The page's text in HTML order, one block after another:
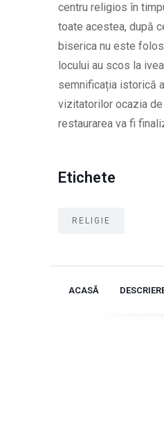
centru religios în
toate acestea, după
biserica nu este
locului au scos la
semnificația istorică
vizitatorilor ocazia de
restaurarea va fi
Etichete
RELIGIE
ACASĂ